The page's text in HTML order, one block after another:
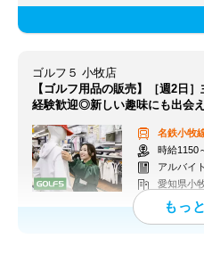
ゴルフ５ 小牧店
【ゴルフ用品の販売】［週2日
経験歓迎◎新しい趣味にも出会
名鉄小牧
時給1150
アルバイ
愛知県小